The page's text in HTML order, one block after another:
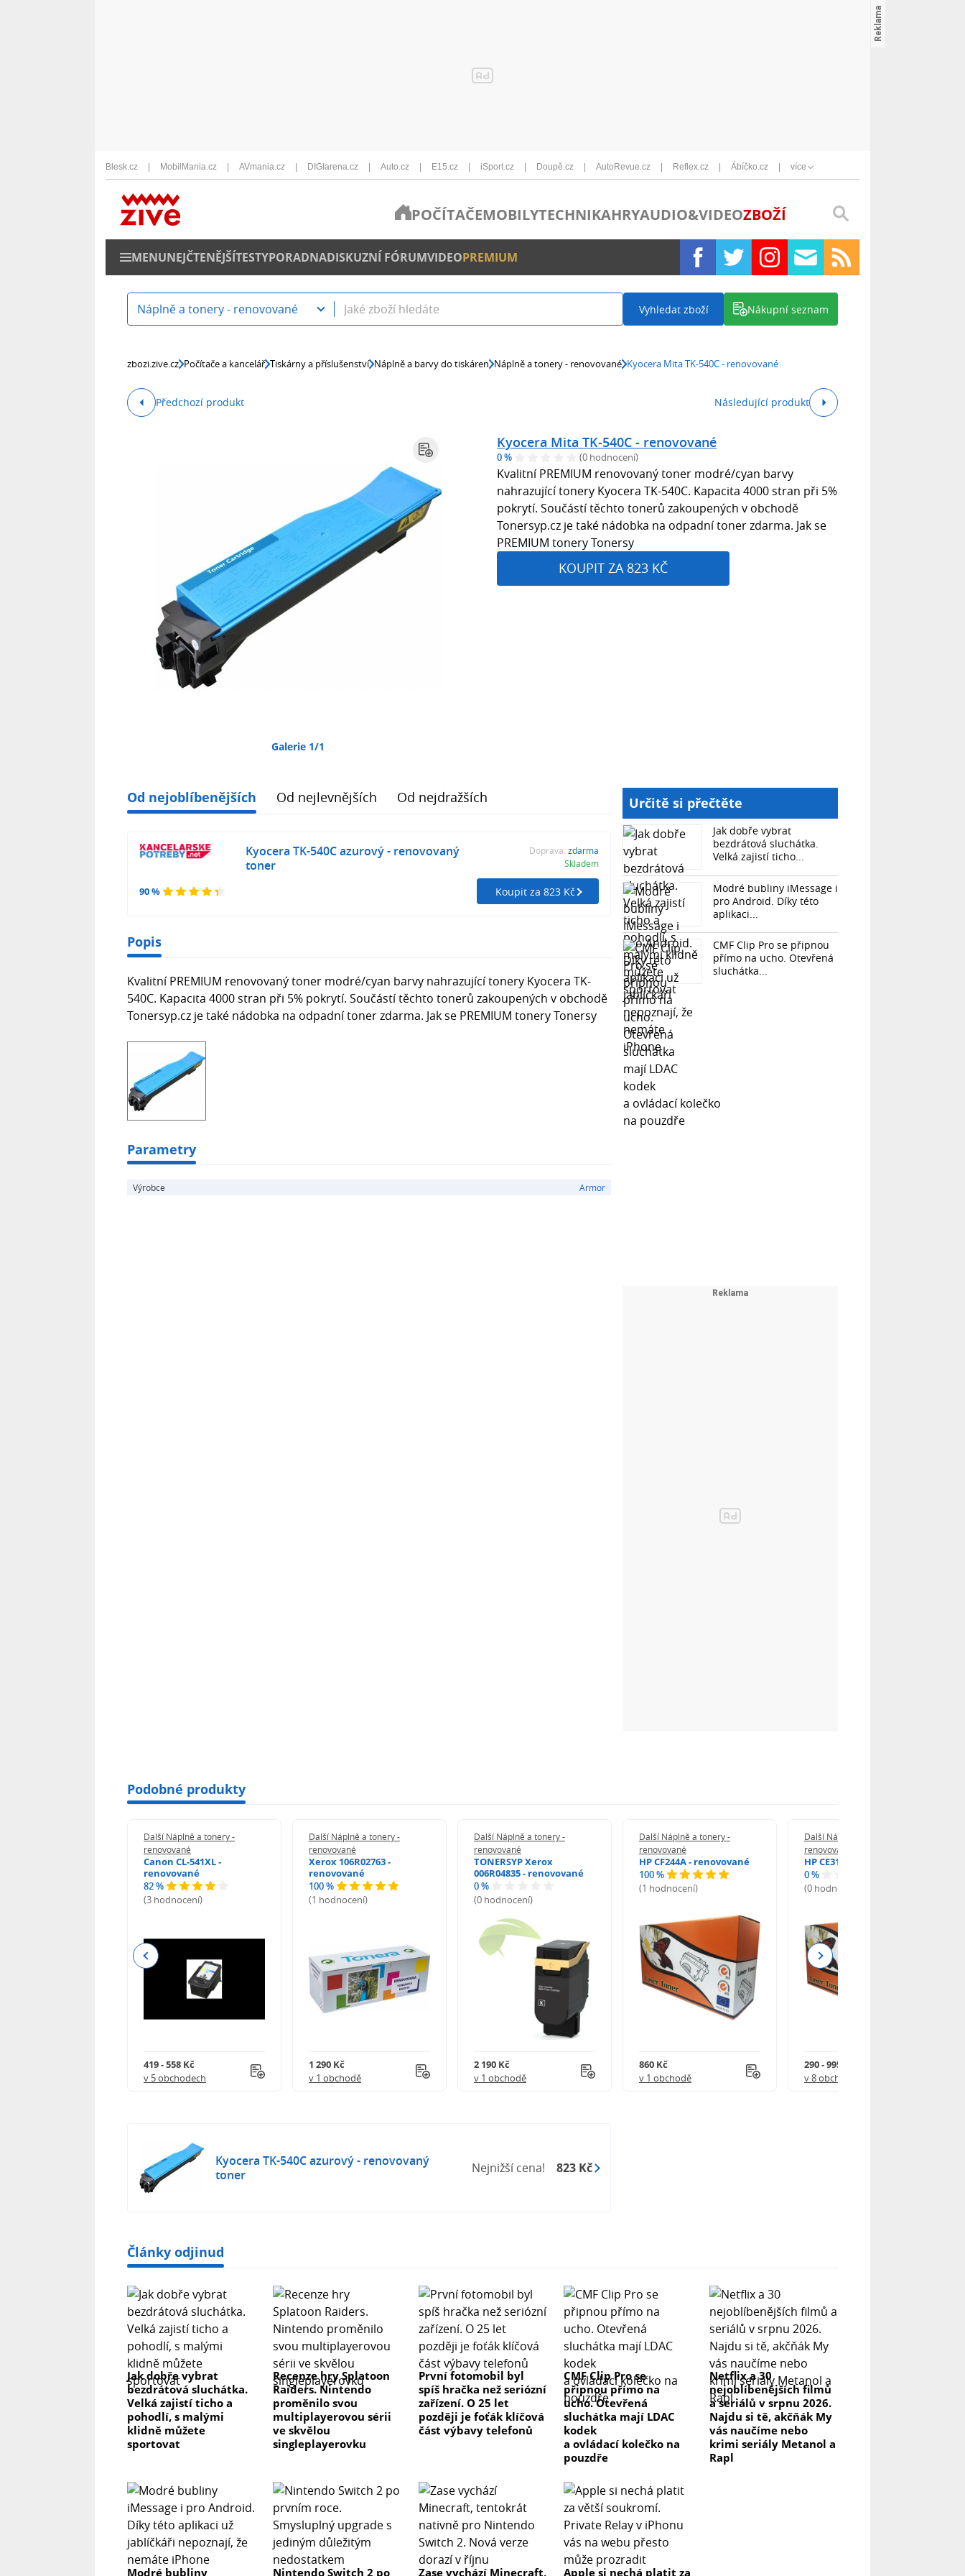
Blesk.cz MobilMania.cz AVmania.cz DIGIarena.cz Auto.cz E15.cz iSport.cz Doupě.cz AutoRevue.cz Reflex.cz Ábíčko.cz více
POČÍTAČEMOBILYTECHNIKAHRYAUDIO&VIDEOZBOŽÍ
MENUNEJČTENĚJŠÍTESTYPORADNADISKUZNÍ FÓRUMVIDEOPREMIUM
Náplně a tonery - renovované Vyhledat zboží Nákupní seznam
zbozi.zive.cz Počítače a kancelář Tiskárny a příslušenství Náplně a barvy do tiskáren Náplně a tonery - renovované Kyocera Mita TK-540C - renovované
Předchozí produkt Následující produkt
Galerie 1/1
Kyocera Mita TK-540C - renovované
0 % (0 hodnocení)
Kvalitní PREMIUM renovovaný toner modré/cyan barvy
nahrazující tonery Kyocera TK-540C. Kapacita 4000 stran při 5%
pokrytí. Součástí těchto tonerů zakoupených v obchodě
Tonersyp.cz je také nádobka na odpadní toner zdarma. Jak se
PREMIUM tonery Tonersy
KOUPIT ZA 823 KČ
Od nejoblíbenějších Od nejlevnějších Od nejdražších
90 %
Kyocera TK-540C azurový - renovovaný
toner
Doprava: zdarma
Skladem
Koupit za 823 Kč
Popis
Kvalitní PREMIUM renovovaný toner modré/cyan barvy nahrazující tonery Kyocera TK-
540C. Kapacita 4000 stran při 5% pokrytí. Součástí těchto tonerů zakoupených v obchodě
Tonersyp.cz je také nádobka na odpadní toner zdarma. Jak se PREMIUM tonery Tonersy
Parametry
Výrobce Armor
Určitě si přečtěte
Jak dobře vybrat
bezdrátová sluchátka.
Velká zajistí ticho...
Modré bubliny iMessage i
pro Android. Díky této
aplikaci...
CMF Clip Pro se připnou
přímo na ucho. Otevřená
sluchátka...
Podobné produkty
Další Náplně a tonery -
renovované
Canon CL-541XL -
renovované
82 %
(3 hodnocení)
419 - 558 Kč
v 5 obchodech
Další Náplně a tonery -
renovované
Xerox 106R02763 -
renovované
100 %
(1 hodnocení)
1 290 Kč
v 1 obchodě
Další Náplně a tonery -
renovované
TONERSYP Xerox
006R04835 - renovované
0 %
(0 hodnocení)
2 190 Kč
v 1 obchodě
Další Náplně a tonery -
renovované
HP CF244A - renovované
100 %
(1 hodnocení)
860 Kč
v 1 obchodě
Další Náplně a tonery -
renovované
HP CE312A - renovované
0 %
(0 hodnocení)
290 - 995 Kč
v 8 obchodech
Previous Next
Kyocera TK-540C azurový - renovovaný
toner
Nejnižší cena! 823 Kč
Články odjinud
Jak dobře vybrat
bezdrátová sluchátka.
Velká zajistí ticho a
pohodlí, s malými
klidně můžete
sportovat
Recenze hry Splatoon
Raiders. Nintendo
proměnilo svou
multiplayerovou sérii
ve skvělou
singleplayerovku
První fotomobil byl
spíš hračka než seriózní
zařízení. O 25 let
později je foťák klíčová
část výbavy telefonů
CMF Clip Pro se
připnou přímo na
ucho. Otevřená
sluchátka mají LDAC
kodek
a ovládací kolečko na
pouzdře
Netflix a 30
nejoblíbenějších filmů
a seriálů v srpnu 2026.
Najdu si tě, akčňák My
vás naučíme nebo
krimi seriály Metanol a
Rapl
Modré bubliny Nintendo Switch 2 po Zase vychází Minecraft, Apple si nechá platit za